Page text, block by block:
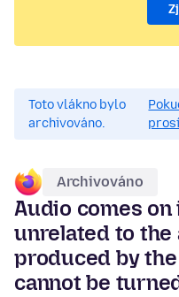
Toto vlákno bylo
archivováno.
Archivováno
Audio comes
unrelated to the
produced by
cannot be